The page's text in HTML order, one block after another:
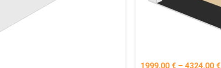
1999,00 € – 4324,00 €